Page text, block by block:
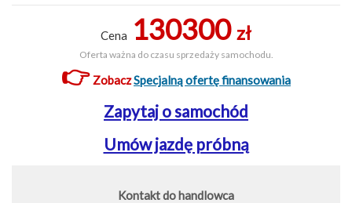
Cena 130300 zł
Oferta ważna do czasu sprzedaży samochodu.
👉ZobaczSpecjalną ofertę finansowania
Zapytaj o samochód
Umów jazdę próbną
Kontakt do handlowca